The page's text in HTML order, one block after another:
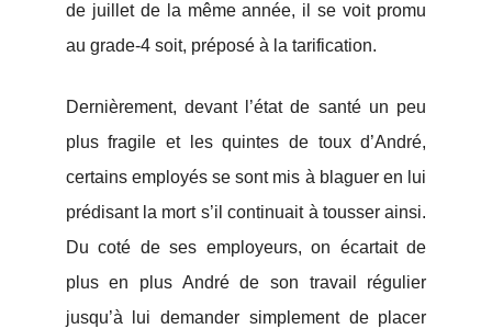
de juillet de la même année, il se voit promu
au grade-4 soit, préposé à la tarification.
Dernièrement, devant l’état de santé un peu
plus fragile et les quintes de toux d’André,
certains employés se sont mis à blaguer en lui
prédisant la mort s’il continuait à tousser ainsi.
Du coté de ses employeurs, on écartait de
plus en plus André de son travail régulier
jusqu’à lui demander simplement de placer